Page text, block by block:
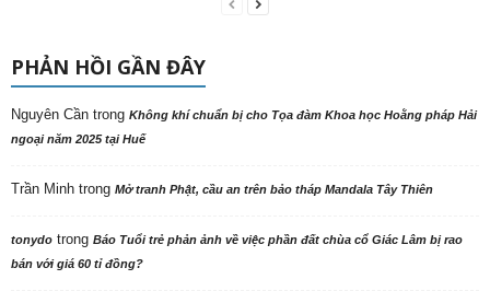
PHẢN HỒI GẦN ĐÂY
Nguyên Cần trong Không khí chuẩn bị cho Tọa đàm Khoa học Hoằng pháp Hải
ngoại năm 2025 tại Huế
Trần Minh trong Mở tranh Phật, cầu an trên bảo tháp Mandala Tây Thiên
tonydo trong Báo Tuổi trẻ phản ảnh về việc phần đất chùa cổ Giác Lâm bị rao
bán với giá 60 tỉ đồng?